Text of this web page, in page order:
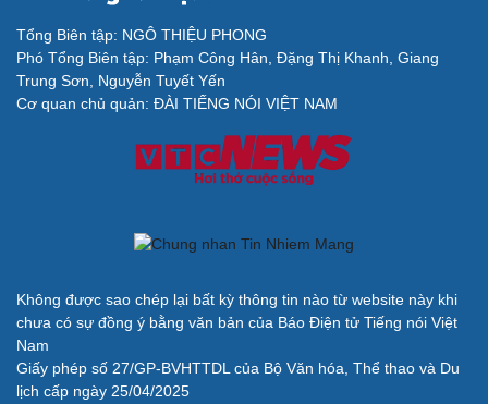
Tổng Biên tập: NGÔ THIỆU PHONG
Phó Tổng Biên tập: Phạm Công Hân, Đặng Thị Khanh, Giang
Trung Sơn, Nguyễn Tuyết Yến
Cơ quan chủ quản: ĐÀI TIẾNG NÓI VIỆT NAM
Không được sao chép lại bất kỳ thông tin nào từ website này khi
chưa có sự đồng ý bằng văn bản của Báo Điện tử Tiếng nói Việt
Nam
Giấy phép số 27/GP-BVHTTDL của Bộ Văn hóa, Thể thao và Du
lịch cấp ngày 25/04/2025